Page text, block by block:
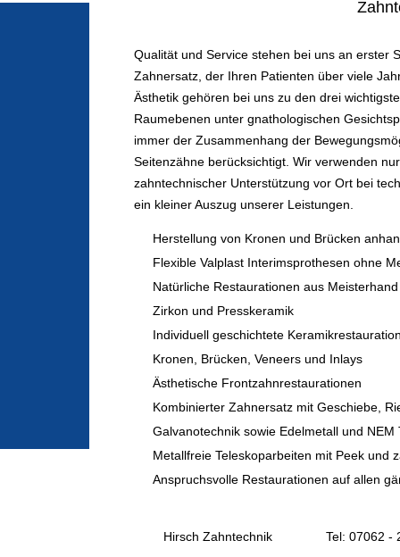
Qualität und Service stehen bei uns an erster
Zahnersatz, der Ihren Patienten über viele
Ästhetik gehören bei uns zu den drei
Raumebenen unter gnathologischen
immer der Zusammenhang der
Seitenzähne berücksichtigt. Wir verwenden
zahntechnischer Unterstützung vor Ort bei
ein kleiner Auszug unserer Leistungen.
Herstellung von Kronen und Brücken
Flexible Valplast Interimsprothesen ohne
Natürliche Restaurationen aus Meisterhand
Zirkon und Presskeramik
Individuell geschichtete
Kronen, Brücken, Veneers und Inlays
Ästhetische Frontzahnrestaurationen
Kombinierter Zahnersatz mit Geschiebe,
Galvanotechnik sowie Edelmetall und NEM
Metallfreie Teleskoparbeiten mit Peek und
Anspruchsvolle Restaurationen auf allen
Hirsch Zahntechnik Tel: 07062 -